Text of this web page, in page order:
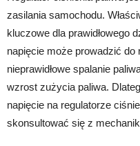
zasilania samochodu.
kluczowe dla prawidłowego
napięcie może prowadzić
nieprawidłowe spalanie
wzrost zużycia paliwa.
napięcie na regulatorze
skonsultować się z